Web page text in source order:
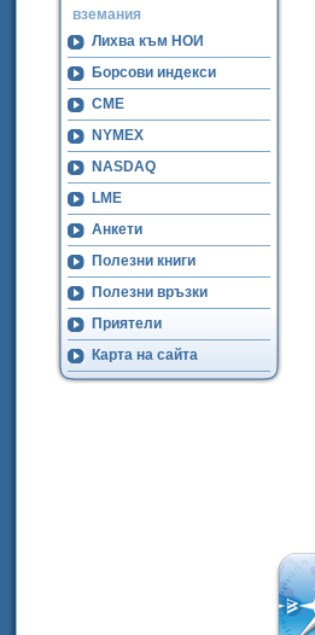
вземания
Лихва към НОИ
Борсови индекси
CME
NYMEX
NASDAQ
LME
Анкети
Полезни книги
Полезни връзки
Приятели
Карта на сайта